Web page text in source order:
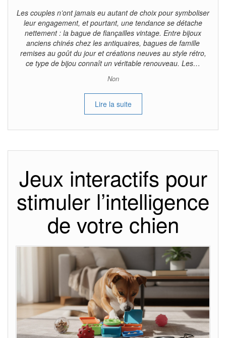
Les couples n’ont jamais eu autant de choix pour symboliser
leur engagement, et pourtant, une tendance se détache
nettement : la bague de fiançailles vintage. Entre bijoux
anciens chinés chez les antiquaires, bagues de famille
remises au goût du jour et créations neuves au style rétro,
ce type de bijou connaît un véritable renouveau. Les…
Non
Lire la suite
Jeux interactifs pour
stimuler l’intelligence
de votre chien